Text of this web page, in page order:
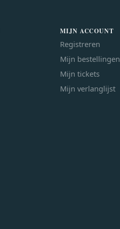
MIJN ACCOUNT
Registreren
Mijn bestellingen
Mijn tickets
Mijn verlanglijst